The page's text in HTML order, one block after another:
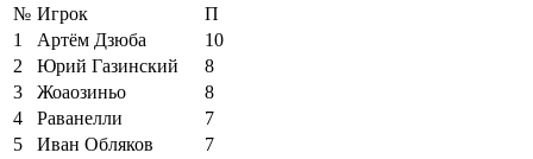
№ Игрок
П
1
Артём Дзюба
10
2
Юрий Газинский
8
3
Жоаозиньо
8
4
Раванелли
7
5
Иван Обляков
7